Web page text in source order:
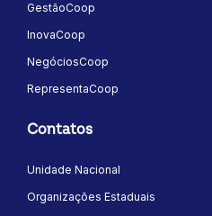
GestãoCoop
InovaCoop
NegóciosCoop
RepresentaCoop
Contatos
Unidade Nacional
Organizações Estaduais